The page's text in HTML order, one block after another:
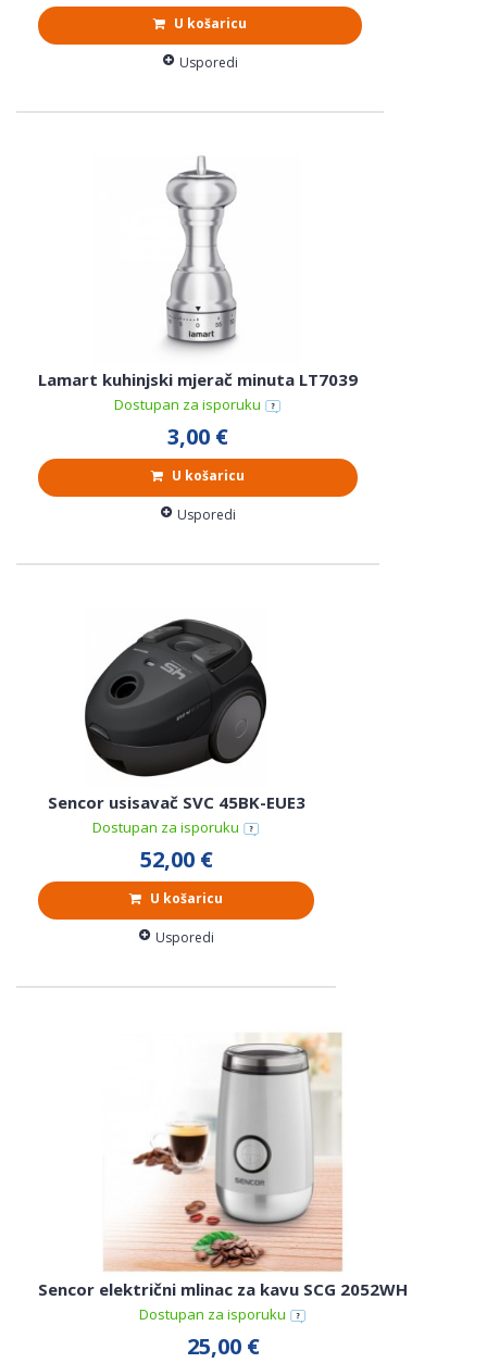
U košaricu
Usporedi
Lamart kuhinjski mjerač minuta LT7039
Dostupan za isporuku
3,00 €
U košaricu
Usporedi
Sencor usisavač SVC 45BK-EUE3
Dostupan za isporuku
52,00 €
U košaricu
Usporedi
Sencor električni mlinac za kavu SCG 2052WH
Dostupan za isporuku
25,00 €